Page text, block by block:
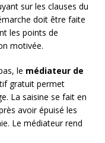
sur les clauses du
doit être faite
les points de
motivée.
le médiateur de
gratuit permet
La saisine se fait en
avoir épuisé les
Le médiateur rend